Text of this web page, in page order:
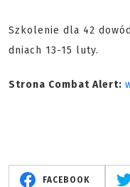
Szkolenie dla 42
dniach 13-15 luty.
Strona Combat Alert:
FACEBOOK